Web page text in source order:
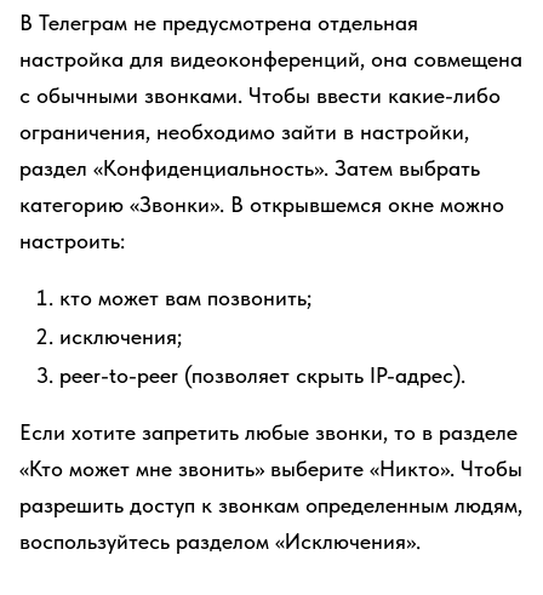
В Телеграм не предусмотрена отдельная
настройка для видеоконференций, она совмещена
с обычными звонками. Чтобы ввести какие-либо
ограничения, необходимо зайти в настройки,
раздел «Конфиденциальность». Затем выбрать
категорию «Звонки». В открывшемся окне можно
настроить:
кто может вам позвонить;
исключения;
peer-to-peer (позволяет скрыть IP-адрес).
Если хотите запретить любые звонки, то в разделе
«Кто может мне звонить» выберите «Никто». Чтобы
разрешить доступ к звонкам определенным людям,
воспользуйтесь разделом «Исключения».